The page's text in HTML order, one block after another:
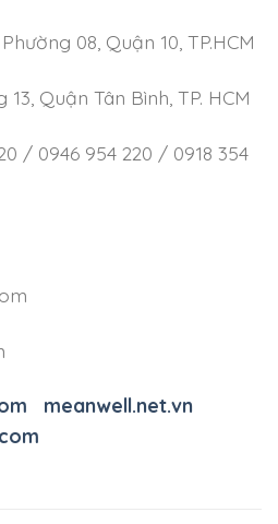
08, Quận 10, TP.HCM
Quận Tân Bình, TP. HCM
/ 0946 954 220 / 0918 354
meanwell.net.vn